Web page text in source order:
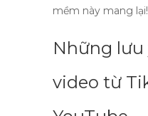
mềm này mang lại!
Những lưu
video từ